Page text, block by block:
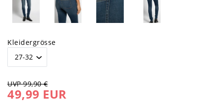
Kleidergrösse
UVP 99,90 €
49,99 EUR